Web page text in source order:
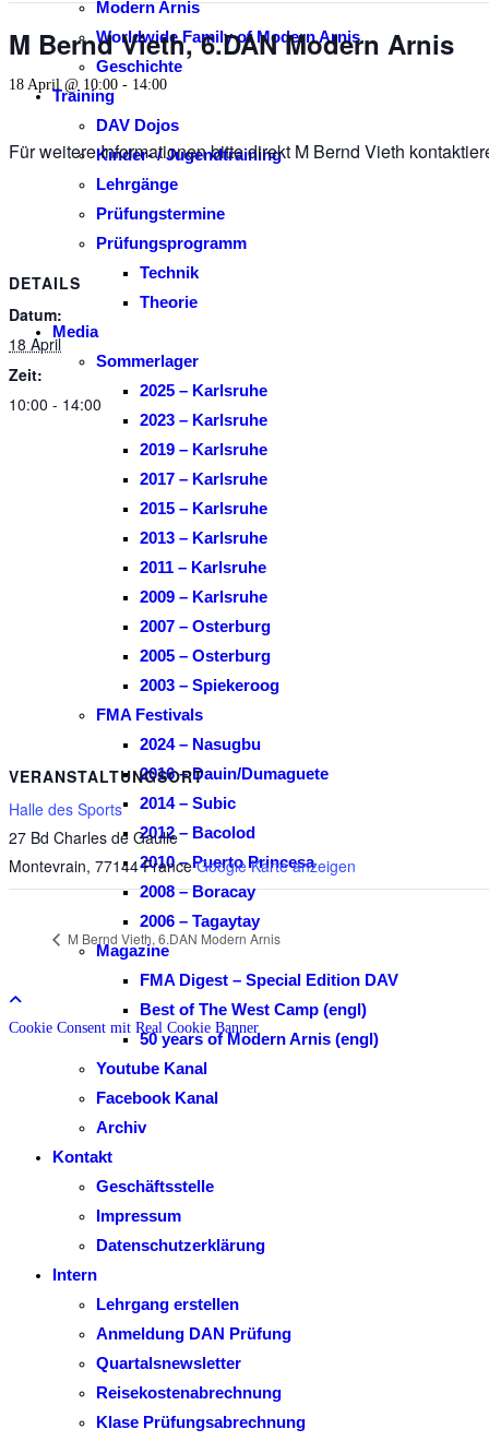
Modern Arnis
Worldwide Family of Modern Arnis
Geschichte
Training
DAV Dojos
Kinder- / Jugendtraining
Lehrgänge
Prüfungstermine
Prüfungsprogramm
Technik
Theorie
Media
Sommerlager
2025 – Karlsruhe
2023 – Karlsruhe
2019 – Karlsruhe
2017 – Karlsruhe
2015 – Karlsruhe
2013 – Karlsruhe
2011 – Karlsruhe
2009 – Karlsruhe
2007 – Osterburg
2005 – Osterburg
2003 – Spiekeroog
FMA Festivals
2024 – Nasugbu
2016 – Dauin/Dumaguete
2014 – Subic
2012 – Bacolod
2010 – Puerto Princesa
2008 – Boracay
2006 – Tagaytay
Magazine
FMA Digest – Special Edition DAV
Best of The West Camp (engl)
50 years of Modern Arnis (engl)
Youtube Kanal
Facebook Kanal
Archiv
Kontakt
Geschäftsstelle
Impressum
Datenschutzerklärung
Intern
Lehrgang erstellen
Anmeldung DAN Prüfung
Quartalsnewsletter
Reisekostenabrechnung
Klase Prüfungsabrechnung
M Bernd Vieth, 6.DAN Modern Arnis
18 April @ 10:00 - 14:00
Für weitere Informationen bitte direkt M Bernd Vieth
DETAILS
Datum:
18 April
Zeit:
10:00 - 14:00
VERANSTALTUNGSORT
Halle des Sports
27 Bd Charles de Gaulle
Montevrain, 77144 France Google Karte anzeigen
M Bernd Vieth, 6.DAN Modern Arnis
Cookie Consent mit Real Cookie Banner